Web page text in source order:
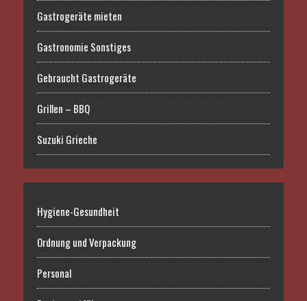
Gastrogeräte mieten
Gastronomie Sonstiges
Gebraucht Gastrogeräte
Grillen – BBQ
Suzuki Grieche
Hygiene-Gesundheit
Ordnung und Verpackung
Personal